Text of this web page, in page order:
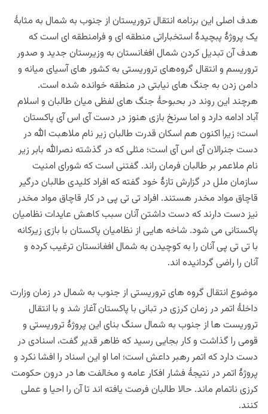
هدف اصلی این برنامه انتقال تروریستان از جنوب به شمال به مثابۀ
یک پروژۀ پبچیدۀ استخباراتی منطقه ای و فرامنطقه ای است که
هدف آن تبدیل کردن شمال افغانستان به وزیرستان جدید و صدور
تروریسم و انتقال گروه‌های تروریستی به کشور های آسیای میانه و
دامن زدن به جنگ های نیابتی در منطقه خوانده شده است.
هرچند این روند در بحبوحۀ جنگ های لفظی میان طالبان و اسلام
آباد ادامه دارد و اما سرنخ بازی هنوز در دست آی اس آی پاکستان
است؛ زیرا اکنون هم اسکان قدرت طالبان زیر نام ملاهبت الله در
دست جنرالان آی اس آی است؛ مثلی که در گذشته نصرالله بابر زیر
نام ملاعمر بر طالبان فرمان راند. گفتنی است که شورای امنیت
سازمان ملل در گزارش تازۀ خود گفته که افراد کلیدی طالبان درگیر
قاچاق مواد مخدر هستند. افراد تی تی پی در کار قاچاق مواد مخدر
نیز دست دارند که دست داشتن آنان سبب کاهش عایدات نظامیان
پاکستانی می شود. شاخه هایی از نظامیان پاکستان با بازی زیرکانه
با تی تی پی آنان را به کوچیدن به شمال افغانستان ترغیب کرده و
آنان را راضی گردانیده اند.
موضوع انتقال گروه های تروریستی از جنوب به شمال در زمان وزارت
داخلۀ اتمر در زمان کرزی در تبانی با پاکستان آغاز شد و با انتقال
تروریست ها از جنوب به شمال سنگ بنای این پروژۀ تروریستی و
قومی را گذاشت و کار بجایی رسید که ظاهر قدیر گفت، اسنادی در
دست دارد که اتمر رهبر داعش است؛ اما او این اسناد را افشا نکرد و
پروژۀ اتمر در نتیجۀ فشار افکار عامه و مخالفت ها در درون حکومت
کرزی ناتمام ماند. حالا طالبان فرصت یافته اند تا آن را احیا و عملی
کنند.